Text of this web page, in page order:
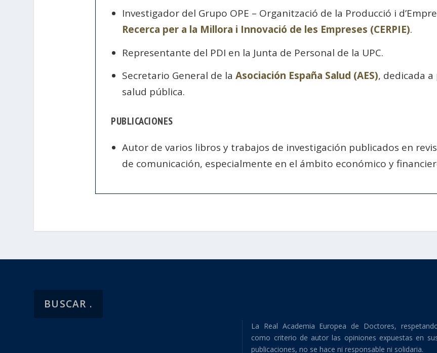
Investigador del Grupo OPE – Organització de la Producció i
Recerca per a la Millora i Innovació de les Empreses (CERPIE).
Representante del PDI en la Junta de Personal de la UPC.
Secretario General de la Asociación España Salud (AES), dedicada
salud pública.
PUBLICACIONES
Autor de varios libros y trabajos de investigación publicados en
de comunicación, especialmente en el ámbito económico y
La Real Academia Europea de Doctores,
como criterio de autor las opiniones expuestas en
publicaciones, no se hace ni responsable ni solidaria.